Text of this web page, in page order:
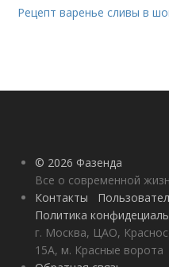
Рецепт варенье сливы в
© 2026 Фазенда
Все о современной
Контакты
Политика
г. Москва, ЦАО,
15А, м. Красные ворота